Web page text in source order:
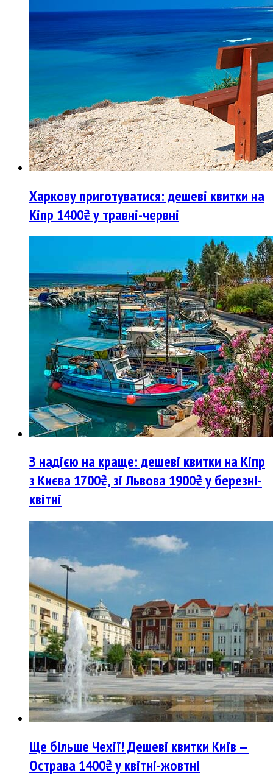
Харкову приготуватися: дешеві квитки на
Кіпр 1400₴ у травні-червні
З надією на краще: дешеві квитки на Кіпр
з Києва 1700₴, зі Львова 1900₴ у березні-
квітні
Ще більше Чехії! Дешеві квитки Київ —
Острава 1400₴ у квітні-жовтні